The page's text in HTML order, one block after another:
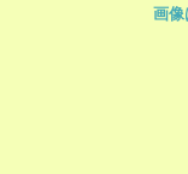
画